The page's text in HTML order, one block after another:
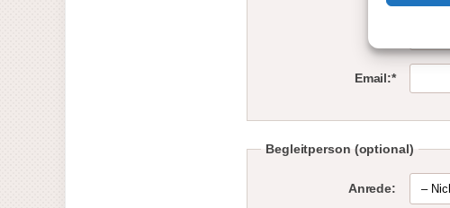
Email:*
Begleitperson (optional)
Anrede: